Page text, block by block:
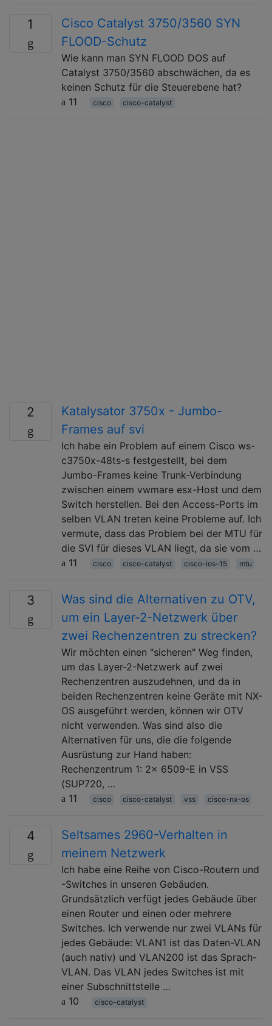
1
Cisco Catalyst 3750/3560 SYN
FLOOD-Schutz
Wie kann man SYN FLOOD DOS auf
Catalyst 3750/3560 abschwächen, da es
keinen Schutz für die Steuerebene hat?
11
cisco cisco-catalyst
2
Katalysator 3750x - Jumbo-
Frames auf svi
Ich habe ein Problem auf einem Cisco ws-
c3750x-48ts-s festgestellt, bei dem
Jumbo-Frames keine Trunk-Verbindung
zwischen einem vwmare esx-Host und dem
Switch herstellen. Bei den Access-Ports im
selben VLAN treten keine Probleme auf. Ich
vermute, dass das Problem bei der MTU für
die SVI für dieses VLAN liegt, da sie vom …
11
cisco cisco-catalyst cisco-ios-15 mtu
3
Was sind die Alternativen zu OTV,
um ein Layer-2-Netzwerk über
zwei Rechenzentren zu strecken?
Wir möchten einen "sicheren" Weg finden,
um das Layer-2-Netzwerk auf zwei
Rechenzentren auszudehnen, und da in
beiden Rechenzentren keine Geräte mit NX-
OS ausgeführt werden, können wir OTV
nicht verwenden. Was sind also die
Alternativen für uns, die die folgende
Ausrüstung zur Hand haben:
Rechenzentrum 1: 2x 6509-E in VSS
(SUP720, …
11
cisco cisco-catalyst vss cisco-nx-os
4
Seltsames 2960-Verhalten in
meinem Netzwerk
Ich habe eine Reihe von Cisco-Routern und
-Switches in unseren Gebäuden.
Grundsätzlich verfügt jedes Gebäude über
einen Router und einen oder mehrere
Switches. Ich verwende nur zwei VLANs für
jedes Gebäude: VLAN1 ist das Daten-VLAN
(auch nativ) und VLAN200 ist das Sprach-
VLAN. Das VLAN jedes Switches ist mit
einer Subschnittstelle …
10
cisco-catalyst